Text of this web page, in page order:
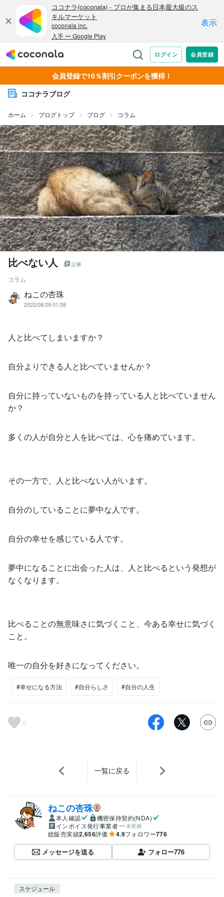
会員登録で10％割引クーポンを獲得！
ココナラブログ
ホーム ブログトップ ブログ コラム
比べない人 記事
コラム
ねこの杏珠
2022/08/29 01:58
人と比べてしまいますか？
自分よりできる人と比べていませんか？
自分に持っていないものを持っている人と比べていません
か？
多くの人が自分と人を比べては、心を痛めています。
その一方で、人と比べない人がいます。
自分のしていることに夢中な人です。
自分の幸せを感じている人です。
夢中になることに出会った人は、人と比べるという発想が
なくなります。
比べることの無意味さに気づくこと、今ある幸せに気づく
こと。
唯一の自分を好きになってください。
#幸せになる方法 #自分らしさ #自分の人生
5
一覧に戻る
ねこの杏珠
本人確認
機密保持契約(NDA)
インボイス発行事業者
未登録
総販売実績2,656評価 4.9フォロワー776
メッセージを送る フォロー776
スケジュール